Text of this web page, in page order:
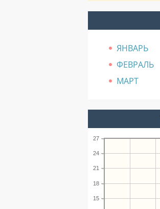
ЯНВАРЬ
ФЕВРАЛЬ
МАРТ
15
18
21
24
27